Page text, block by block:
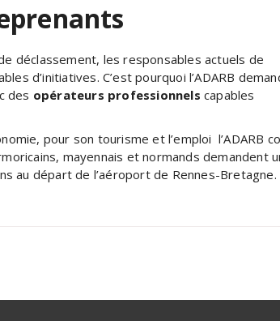
déclassement, les responsables actuels de
d’initiatives. C’est pourquoi l’ADARB
des opérateurs professionnelscapables
pour son tourisme et l’emploi l’ADARB
mayennais et normands demandent
au départ de l’aéroport de Rennes-Bretagne.